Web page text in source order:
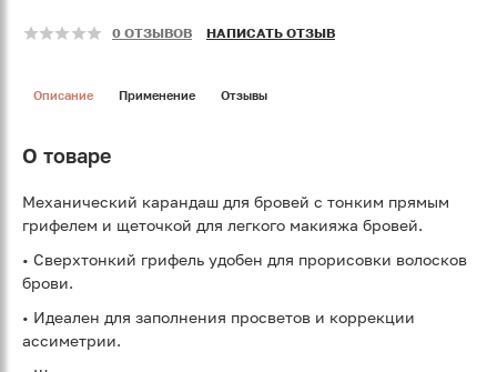
0 ОТЗЫВОВ НАПИСАТЬ ОТЗЫВ
Описание Применение Отзывы
О товаре
Механический карандаш для бровей с тонким прямым
грифелем и щеточкой для легкого макияжа бровей.
• Сверхтонкий грифель удобен для прорисовки волосков
брови.
• Идеален для заполнения просветов и коррекции
ассиметрии.